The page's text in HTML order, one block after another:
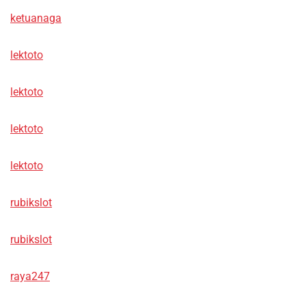
ketuanaga
lektoto
lektoto
lektoto
lektoto
rubikslot
rubikslot
raya247